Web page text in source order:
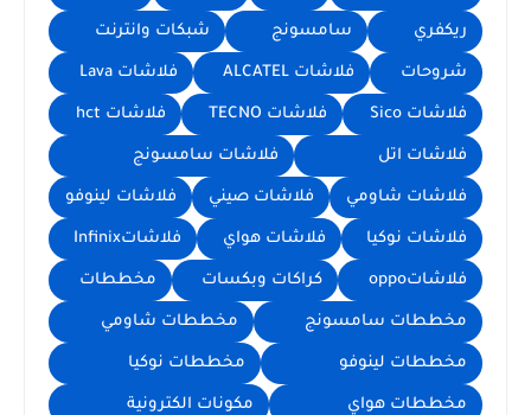
ريكفري سامسونج شبكات وانترنت
شروحات فلاشات ALCATEL فلاشات Lava
فلاشات Sico فلاشات TECNO فلاشات hct
فلاشات اتل فلاشات سامسونج
فلاشات شاومي فلاشات صيني فلاشات لينوفو
فلاشات نوكيا فلاشات هواي فلاشاتInfinix
فلاشاتoppo كراكات وبكسات مخططات
مخططات سامسونج مخططات شاومي
مخططات لينوفو مخططات نوكيا
مخططات هواي مكونات الكترونية